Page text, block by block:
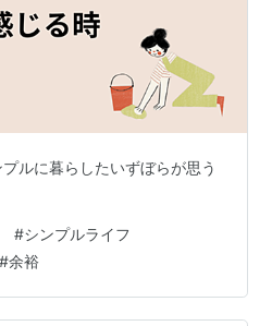
ルに暮らしたいずぼらが思う
#シンプルライフ
#余裕